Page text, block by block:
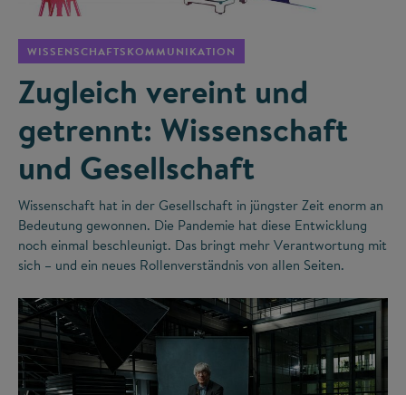
WISSENSCHAFTSKOMMUNIKATION
Zugleich vereint und
getrennt: Wissenschaft
und Gesellschaft
Wissenschaft hat in der Gesellschaft in jüngster Zeit enorm an
Bedeutung gewonnen. Die Pandemie hat diese Entwicklung
noch einmal beschleunigt. Das bringt mehr Verantwortung mit
sich – und ein neues Rollenverständnis von allen Seiten.